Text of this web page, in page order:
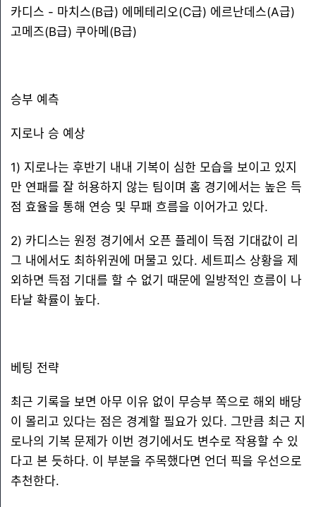
카디스 - 마치스(B급) 에메테리오(C급) 에르난데스(A급)
고메즈(B급) 쿠아메(B급)
승부 예측
지로나 승 예상
1) 지로나는 후반기 내내 기복이 심한 모습을 보이고 있지
만 연패를 잘 허용하지 않는 팀이며 홈 경기에서는 높은 득
점 효율을 통해 연승 및 무패 흐름을 이어가고 있다.
2) 카디스는 원정 경기에서 오픈 플레이 득점 기대값이 리
그 내에서도 최하위권에 머물고 있다. 세트피스 상황을 제
외하면 득점 기대를 할 수 없기 때문에 일방적인 흐름이 나
타날 확률이 높다.
베팅 전략
최근 기록을 보면 아무 이유 없이 무승부 쪽으로 해외 배당
이 몰리고 있다는 점은 경계할 필요가 있다. 그만큼 최근 지
로나의 기복 문제가 이번 경기에서도 변수로 작용할 수 있
다고 본 듯하다. 이 부분을 주목했다면 언더 픽을 우선으로
추천한다.